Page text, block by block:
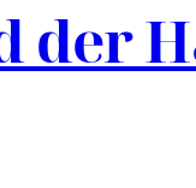
der